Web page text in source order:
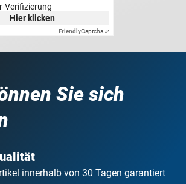
Verifizierung
Hier klicken
FriendlyCaptcha ⇗
Sie sich
innerhalb von 30 Tagen garantiert